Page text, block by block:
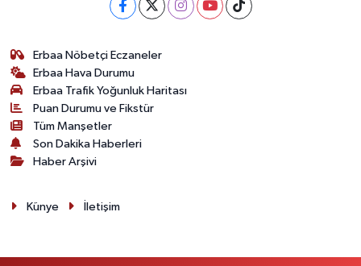
Erbaa Nöbetçi Eczaneler
Erbaa Hava Durumu
Erbaa Trafik Yoğunluk Haritası
Puan Durumu ve Fikstür
Tüm Manşetler
Son Dakika Haberleri
Haber Arşivi
Künye İletişim